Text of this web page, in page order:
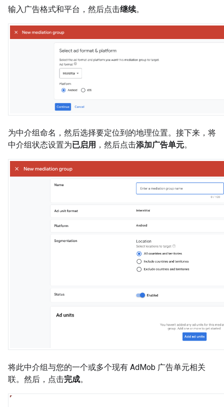
输入广告格式和平台，然后点击继续。
为中介组命名，然后选择要定位到的地理位置。接下来，将
中介组状态设置为已启用 ，然后点击添加广告单元。
将此中介组与您的一个或多个现有 AdMob 广告单元相关
联。然后，点击完成。